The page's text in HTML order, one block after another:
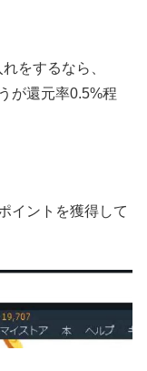
をするなら、
が還元率0.5%程
イントを獲得して